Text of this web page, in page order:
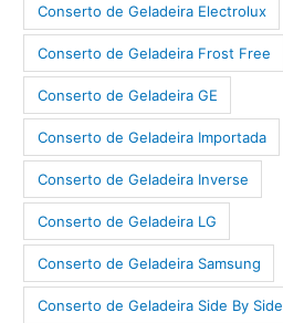
Conserto de Geladeira Electrolux
Conserto de Geladeira Frost Free
Conserto de Geladeira GE
Conserto de Geladeira Importada
Conserto de Geladeira Inverse
Conserto de Geladeira LG
Conserto de Geladeira Samsung
Conserto de Geladeira Side By Side